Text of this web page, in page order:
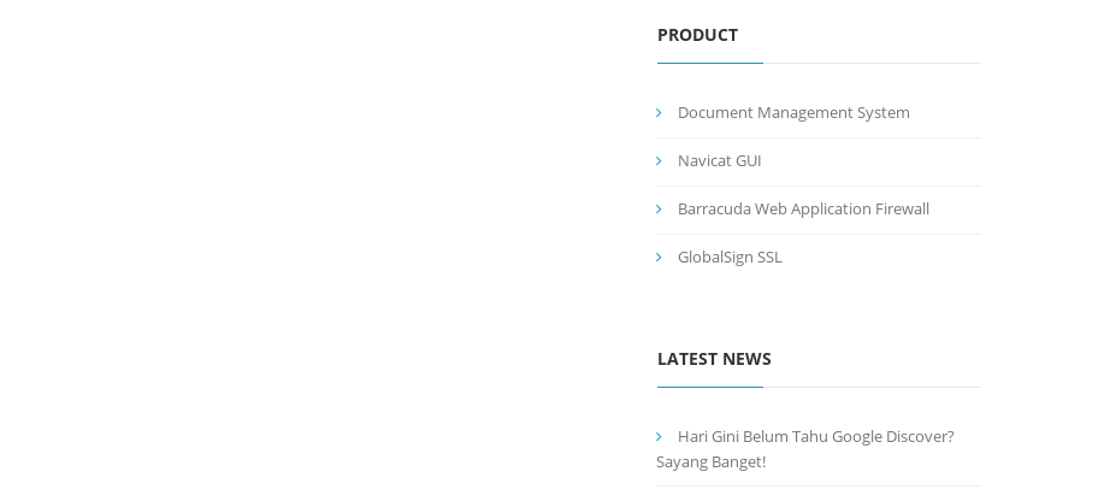
PRODUCT
Document Management System
Navicat GUI
Barracuda Web Application Firewall
GlobalSign SSL
LATEST NEWS
Hari Gini Belum Tahu Google Discover?
Sayang Banget!